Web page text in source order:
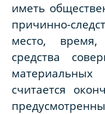
иметь
причинно-
место,
средства
материальных
считается